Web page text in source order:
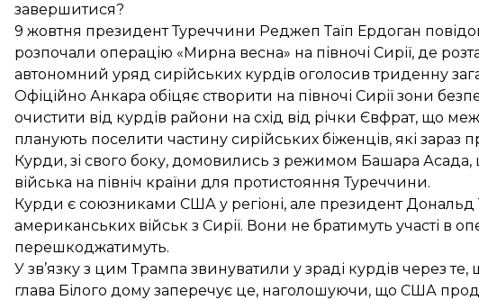
завершитися?
9 жовтня президент Туреччини Реджеп Таїп Ердоган
розпочали операцію «Мирна весна» на півночі Сирії, де
автономний уряд сирійських курдів оголосив триденну
Офіційно Анкара обіцяє створити на півночі Сирії зони
очистити від курдів райони на схід від річки Євфрат, що
планують поселити частину сирійських біженців, які зараз
Курди, зі свого боку, домовились з режимом Башара Асада,
війська на північ країни для протистояння Туреччини.
Курди є союзниками США у регіоні, але президент Дональд
американських військ з Сирії. Вони не братимуть участі в
перешкоджатимуть.
У зв’язку з цим Трампа звинуватили у зраді курдів через
глава Білого дому заперечує це, наголошуючи, що США